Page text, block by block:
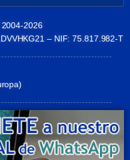
2026
– NIF: 75.817.982-T